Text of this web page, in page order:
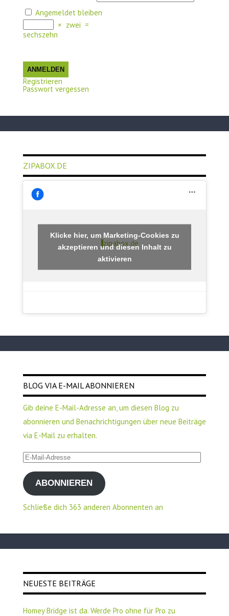
Angemeldet bleiben
× zwei =
sechszehn
ANMELDEN
Registrieren
Passwort vergessen
ZIPABOX.DE
zipabox.de
Klicke hier, um Marketing-Cookies zu
akzeptieren und diesen Inhalt zu
aktivieren
BLOG VIA E-MAIL ABONNIEREN
Gib deine E-Mail-Adresse an, um diesen Blog zu
abonnieren und Benachrichtigungen über neue Beiträge
via E-Mail zu erhalten.
E-
Mail-
AdresseABONNIEREN
Schließe dich 363 anderen Abonnenten an
NEUESTE BEITRÄGE
Homey Bridge ist da. Werde Pro ohne für Pro zu